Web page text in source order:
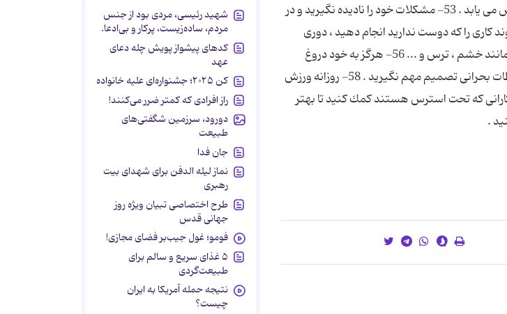
در اولین ساعات كاری بنویسید . زیرا مهارت های ارتباطی در هنگام خستگی كاهش می یابد . 53- مشكلات خود را نادیده نگیرید و در
كه باعث می شوند كاری را كه دوست ندارید انجام دهید ، دوری
كنید. 55- ورزش كنید . ورزش راه حل آسان و مؤثری است برای تخلیه هیجاناتی مانند خشم ، ترس و ... 56- هرگز به خود دروغ
نگویید ، با دلایل موجه از پذیرش یك كار شانه خالی كنید . 57- سعی كنید در لحظات بحرانی تصمیم مهم نگیرید . 58- روزانه ورزش
انجام دهید تا به آسوده سازی شما كمك كند . 59- به همكارانی كه تحت استرس هستند كمك كنید تا بهتر
شهید رئیسی، مردی بود از جنس
مردم، ساده‌زیست، پرکار و بی‌ادعا.
کدهای پیشواز پویش چله دعای
عهد
کن ۲۰۲۵؛ جشنواره‌ای علیه خانواده
راز افرادی که کمتر ضرر می‌کنند!
دورود، سرزمین شگفتی‌های
طبیعت
جان فدا
نماز لیله الدفن برای شهدای بیت
رهبری
طرح اختصاصی تبیان ویژه روز
جهانی قدس
فومو؛ غول جیب‌بر فضای مجازی!
۵ غذای سریع و سالم برای
طبیعت‌گردی
نتیجه حمله آمریکا به ایران
چیست؟